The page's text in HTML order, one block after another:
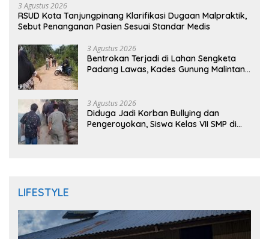
3 Agustus 2026
RSUD Kota Tanjungpinang Klarifikasi Dugaan Malpraktik,
Sebut Penanganan Pasien Sesuai Standar Medis
3 Agustus 2026
Bentrokan Terjadi di Lahan Sengketa
Padang Lawas, Kades Gunung Malintang
3 Agustus 2026
Diduga Jadi Korban Bullying dan
Pengeroyokan, Siswa Kelas VII SMP di
LIFESTYLE